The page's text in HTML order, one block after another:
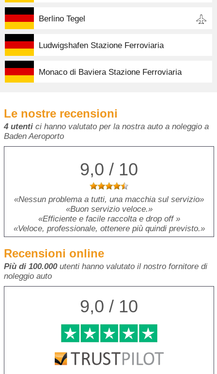
Berlino Tegel
Ludwigshafen Stazione Ferroviaria
Monaco di Baviera Stazione Ferroviaria
Le nostre recensioni
4 utenti ci hanno valutato per la nostra auto a noleggio a
Baden Aeroporto
9,0 / 10
Nessun problema a tutti, una macchia sul servizio
Buon servizio veloce.
Efficiente e facile raccolta e drop off
Veloce, professionale, ottenere più quindi previsto.
Recensioni online
Più di 100.000utenti hanno valutato il nostro fornitore di
noleggio auto
9,0 / 10